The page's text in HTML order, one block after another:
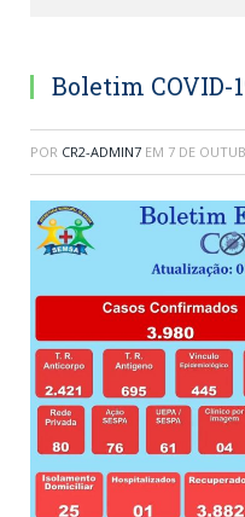
Boletim COVID-
POR CR2-ADMIN7 EM 7 DE